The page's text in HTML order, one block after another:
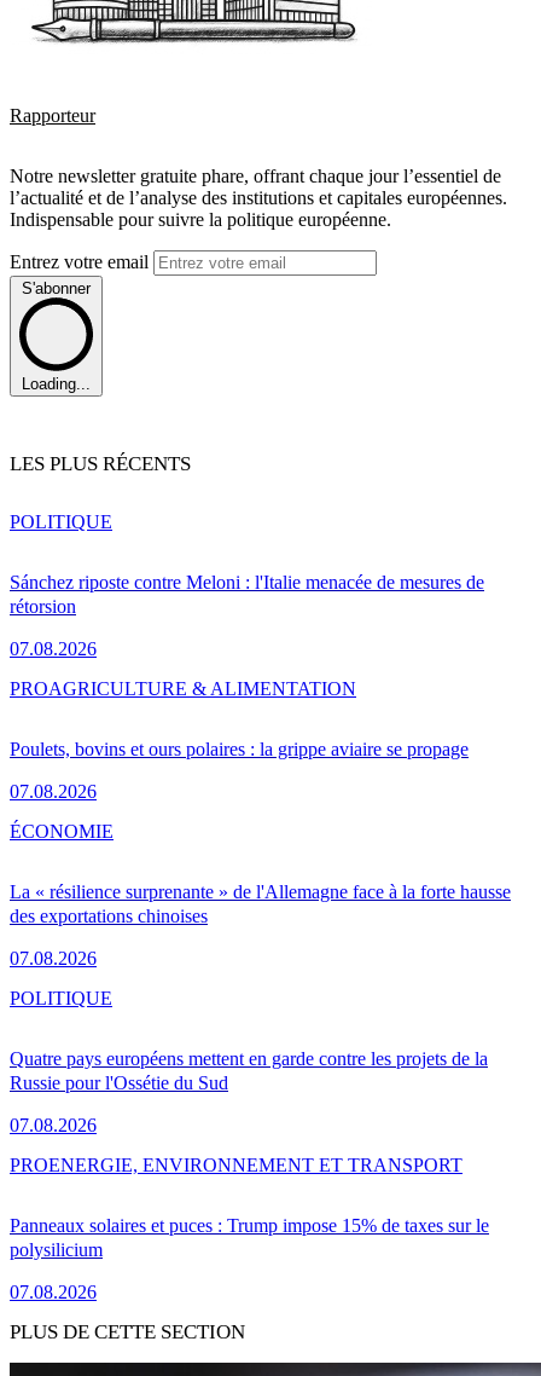
Rapporteur
Notre newsletter gratuite phare, offrant chaque jour l’essentiel de
l’actualité et de l’analyse des institutions et capitales européennes.
Indispensable pour suivre la politique européenne.
Entrez votre email
S'abonner
Loading...
LES PLUS RÉCENTS
Sánchez riposte contre Meloni : l'Italie menacée de mesures de
rétorsion
07.08.2026
POLITIQUE
Poulets, bovins et ours polaires : la grippe aviaire se propage
07.08.2026
PROAGRICULTURE & ALIMENTATION
La « résilience surprenante » de l'Allemagne face à la forte hausse
des exportations chinoises
07.08.2026
ÉCONOMIE
Quatre pays européens mettent en garde contre les projets de la
Russie pour l'Ossétie du Sud
07.08.2026
POLITIQUE
Panneaux solaires et puces : Trump impose 15% de taxes sur le
polysilicium
07.08.2026
PROENERGIE, ENVIRONNEMENT ET TRANSPORT
PLUS DE CETTE SECTION